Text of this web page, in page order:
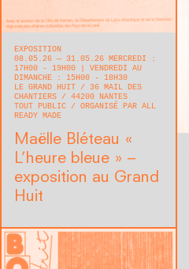
EXPOSITION
08.05.26 — 31.05.26 MERCREDI :
17H00 - 19H00 | VENDREDI AU
DIMANCHE : 15H00 - 18H30
LE GRAND HUIT
36 MAIL DES
CHANTIERS
44200 NANTES
TOUT PUBLIC
ORGANISÉ PAR ALL
READY MADE
Maëlle Bléteau « ​
L’heure bleue » –
exposition au Grand
Huit